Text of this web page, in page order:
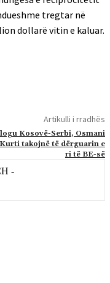
tregtar në
dollarë vitin e kaluar.
Artikulli i rradhës
Kosovë-Serbi, Osmani
takojnë të dërguarin e
ri të BE-së
-